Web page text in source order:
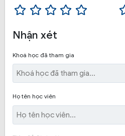
đặt cách học ngay và liền
Nhận xét
Khoá học đã tham gia
Họ tên học viên